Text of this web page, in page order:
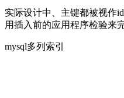
实际设计中、主键都被视作
用插入前的应用程序检验来
mysql多列索引